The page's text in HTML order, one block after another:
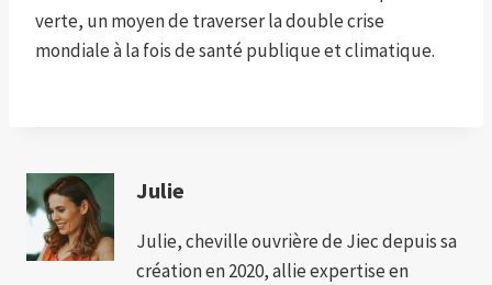
verte, un moyen de traverser la double crise
mondiale à la fois de santé publique et climatique.
Julie
Julie, cheville ouvrière de Jiec depuis sa
création en 2020, allie expertise en